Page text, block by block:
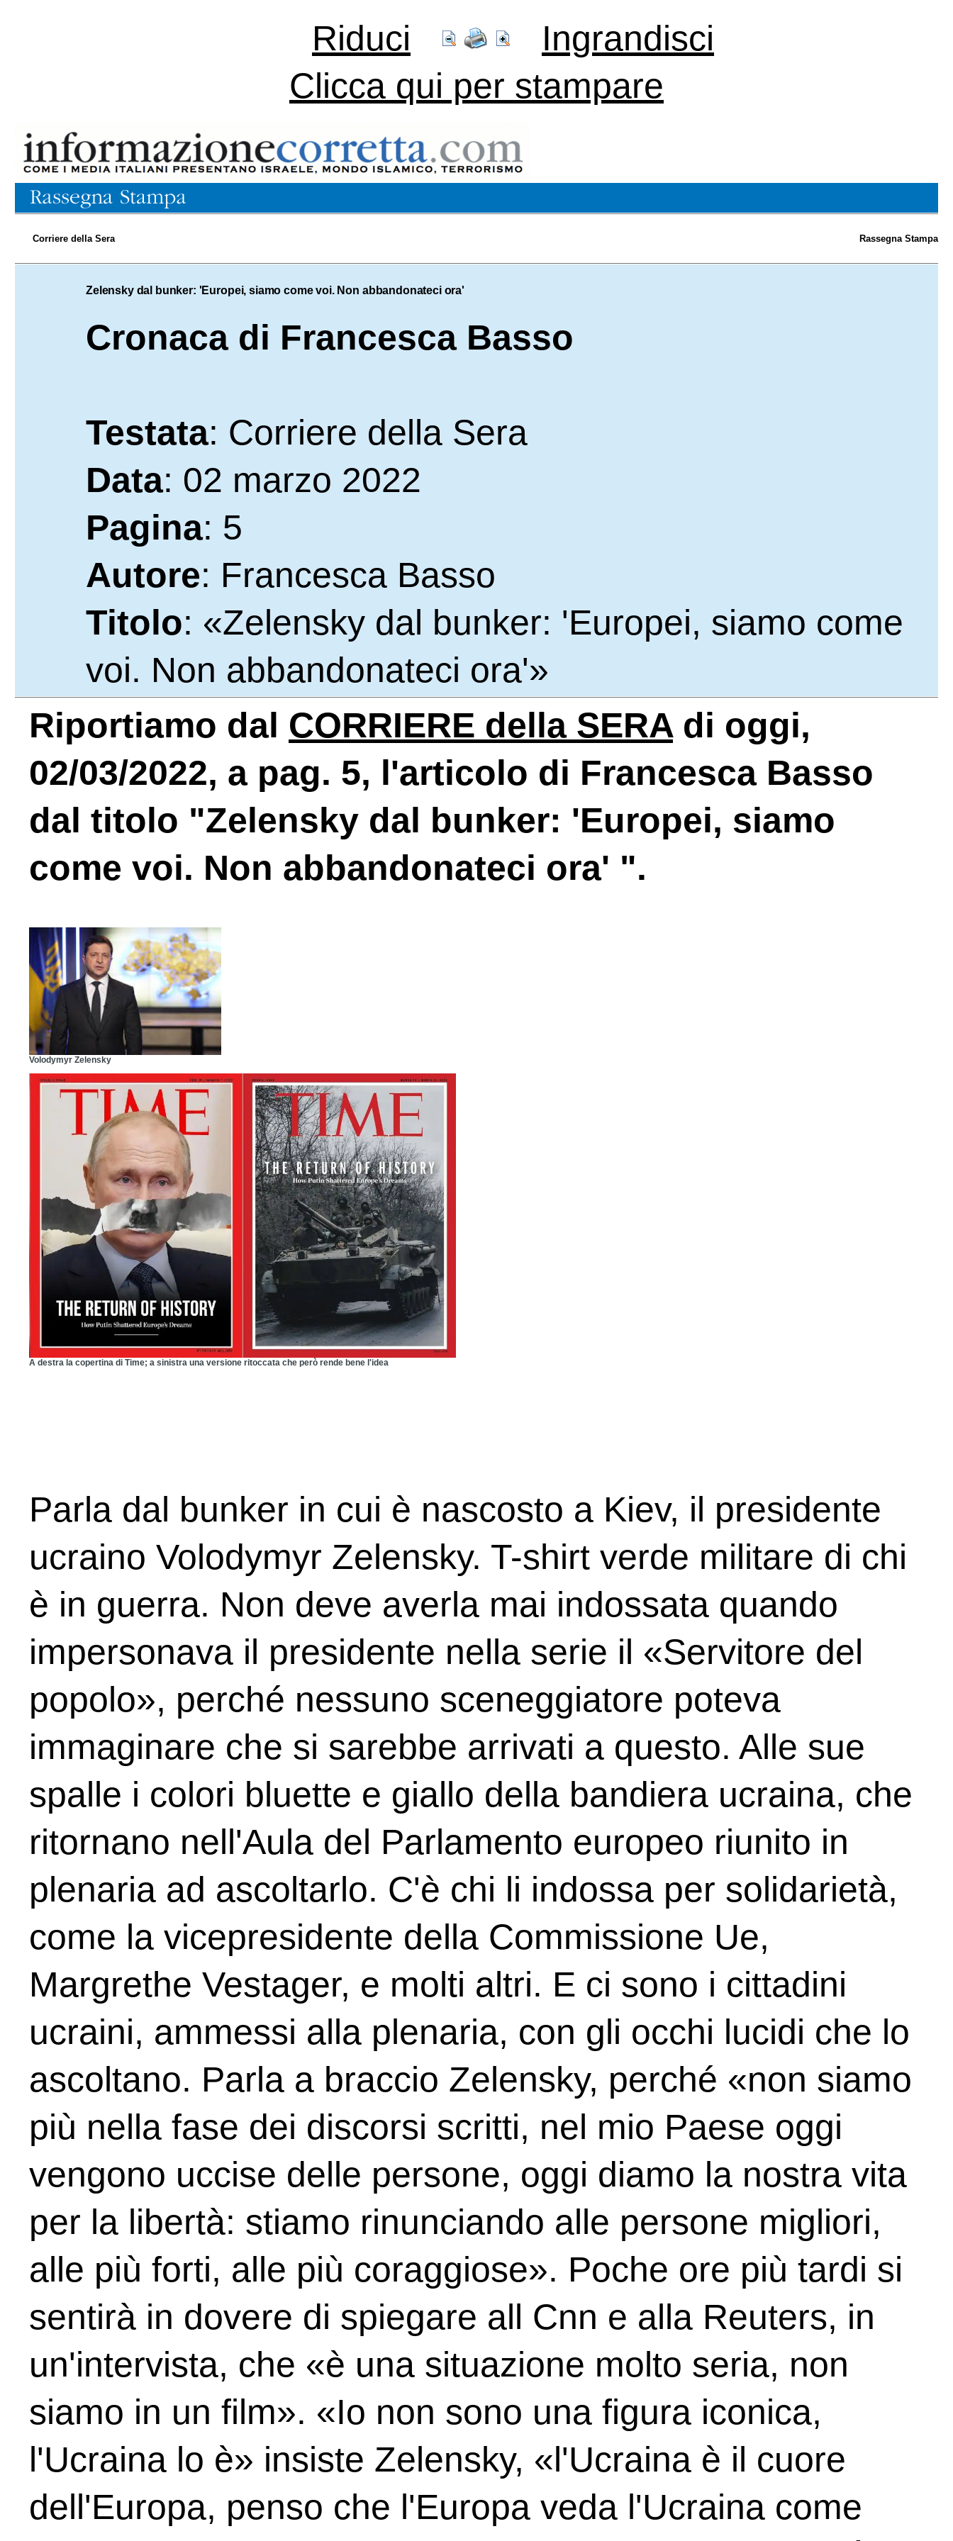
Riduci
Ingrandisci
Clicca qui per stampare
Corriere della Sera Rassegna Stampa
Zelensky dal bunker: 'Europei, siamo come voi. Non abbandonateci ora'
Cronaca di Francesca Basso
Testata: Corriere della Sera
Data: 02 marzo 2022
Pagina: 5
Autore: Francesca Basso
Titolo: «Zelensky dal bunker: 'Europei, siamo come
voi. Non abbandonateci ora'»
Riportiamo dal CORRIERE della SERAdi oggi,
02/03/2022, a pag. 5, l'articolo di Francesca Basso
dal titolo "Zelensky dal bunker: 'Europei, siamo
come voi. Non abbandonateci ora' ".
Volodymyr Zelensky
A destra la copertina di Time; a sinistra una versione ritoccata che però rende bene l'idea
Parla dal bunker in cui è nascosto a Kiev, il presidente
ucraino Volodymyr Zelensky. T-shirt verde militare di chi
è in guerra. Non deve averla mai indossata quando
impersonava il presidente nella serie il «Servitore del
popolo», perché nessuno sceneggiatore poteva
immaginare che si sarebbe arrivati a questo. Alle sue
spalle i colori bluette e giallo della bandiera ucraina, che
ritornano nell'Aula del Parlamento europeo riunito in
plenaria ad ascoltarlo. C'è chi li indossa per solidarietà,
come la vicepresidente della Commissione Ue,
Margrethe Vestager, e molti altri. E ci sono i cittadini
ucraini, ammessi alla plenaria, con gli occhi lucidi che lo
ascoltano. Parla a braccio Zelensky, perché «non siamo
più nella fase dei discorsi scritti, nel mio Paese oggi
vengono uccise delle persone, oggi diamo la nostra vita
per la libertà: stiamo rinunciando alle persone migliori,
alle più forti, alle più coraggiose». Poche ore più tardi si
sentirà in dovere di spiegare all Cnn e alla Reuters, in
un'intervista, che «è una situazione molto seria, non
siamo in un film». «Io non sono una figura iconica,
l'Ucraina lo è» insiste Zelensky, «l'Ucraina è il cuore
dell'Europa, penso che l'Europa veda l'Ucraina come